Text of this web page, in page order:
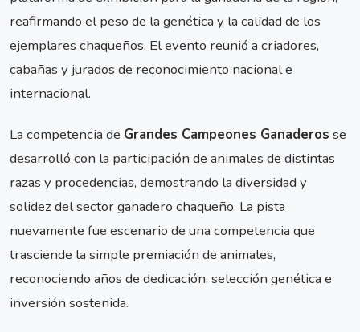
reafirmando el peso de la genética y la calidad de los
ejemplares chaqueños. El evento reunió a criadores,
cabañas y jurados de reconocimiento nacional e
internacional.
La competencia de Grandes Campeones Ganaderos se
desarrolló con la participación de animales de distintas
razas y procedencias, demostrando la diversidad y
solidez del sector ganadero chaqueño. La pista
nuevamente fue escenario de una competencia que
trasciende la simple premiación de animales,
reconociendo años de dedicación, selección genética e
inversión sostenida.